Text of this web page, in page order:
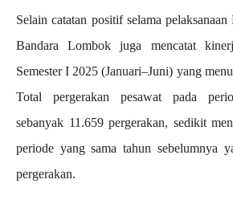
Selain catatan positif selama
Bandara Lombok juga mencatat
Semester I 2025 (Januari–Juni) yang
Total pergerakan pesawat pada
sebanyak 11.659 pergerakan, sedikit
periode yang sama tahun sebelumnya
pergerakan.